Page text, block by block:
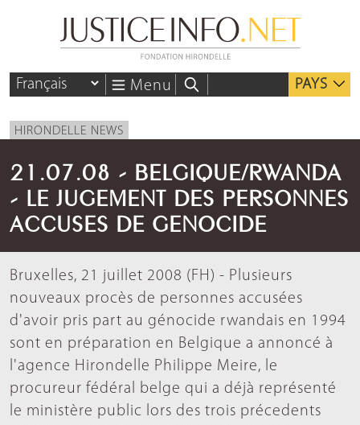
Menu PAYS
HIRONDELLE NEWS
21.07.08 - BELGIQUE/RWANDA
- LE JUGEMENT DES PERSONNES
ACCUSES DE GENOCIDE
Bruxelles, 21 juillet 2008 (FH) - Plusieurs
nouveaux procès de personnes accusées
d'avoir pris part au génocide rwandais en 1994
sont en préparation en Belgique a annoncé à
l'agence Hirondelle Philippe Meire, le
procureur fédéral belge qui a déjà représenté
le ministère public lors des trois précedents